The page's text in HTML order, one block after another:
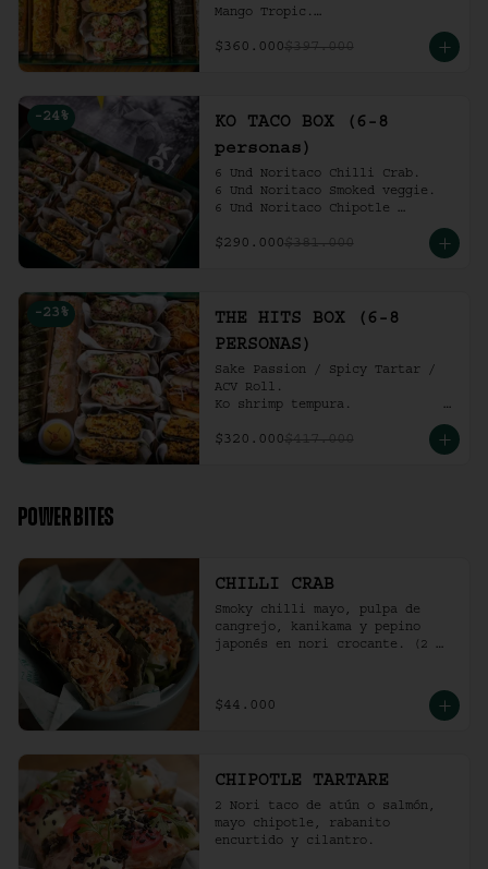
Mango Tropic.
Dragon.
2 Und Noritaco Chilli Crab.
(6-8 personas).
$360.000$397.000
-24 %
KO TACO BOX (6-8
personas)
6 Und Noritaco Chilli Crab.
6 Und Noritaco Smoked veggie.
6 Und Noritaco Chipotle
$290.000$381.000
-23 %
THE HITS BOX (6-8
PERSONAS)
Sake Passion / Spicy Tartar /
ACV Roll.
Ko shrimp tempura.
Tartare.
4 Und Noritaco Chilli Crab.
$320.000$417.000
POWER BITES
CHILLI CRAB
Smoky chilli mayo, pulpa de
cangrejo, kanikama y pepino
japonés en nori crocante. (2
$44.000
CHIPOTLE TARTARE
2 Nori taco de atún o salmón,
mayo chipotle, rabanito
encurtido y cilantro.